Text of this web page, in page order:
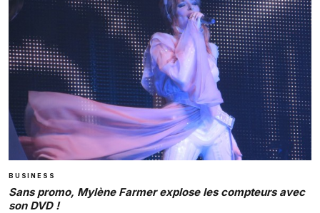
BUSINESS
Sans promo, Mylène Farmer explose les compteurs avec
son DVD !